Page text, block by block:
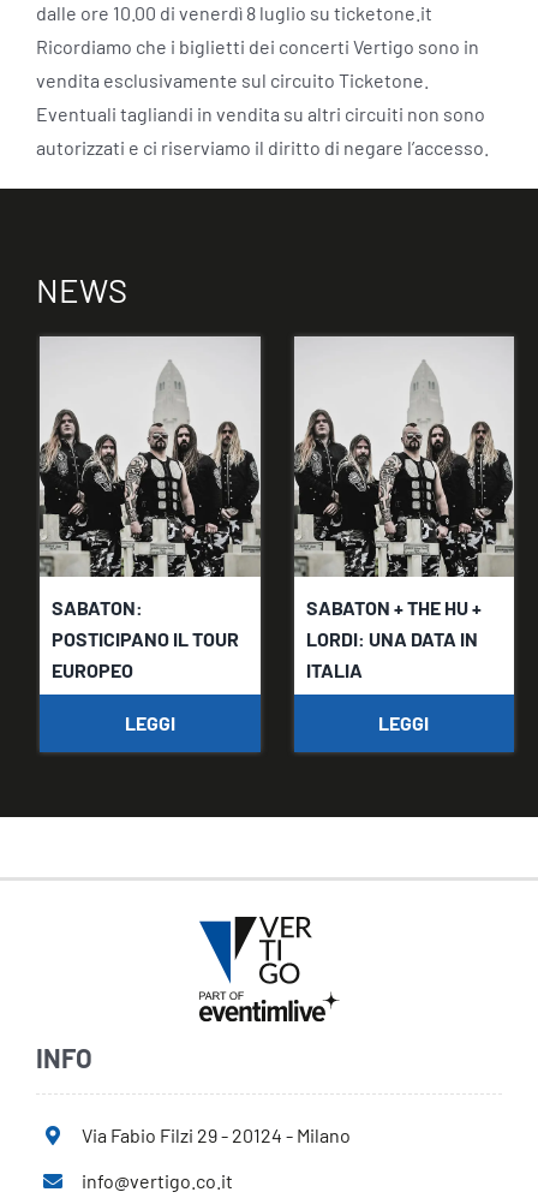
dalle ore 10.00 di venerdì 8 luglio su ticketone.it
Ricordiamo che i biglietti dei concerti Vertigo sono in
vendita esclusivamente sul circuito Ticketone.
Eventuali tagliandi in vendita su altri circuiti non sono
autorizzati e ci riserviamo il diritto di negare l’accesso.
NEWS
SABATON:
POSTICIPANO IL TOUR
EUROPEO
LEGGI
SABATON + THE HU +
LORDI: UNA DATA IN
ITALIA
LEGGI
INFO
Via Fabio Filzi 29 - 20124 - Milano
info@vertigo.co.it